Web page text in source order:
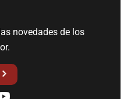
novedades de los